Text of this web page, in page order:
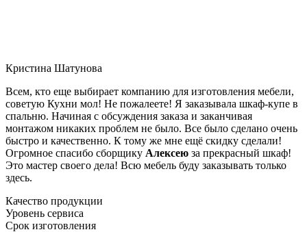
Кристина Шатунова
Всем, кто еще выбирает компанию для изготовления мебели,
советую Кухни мол! Не пожалеете! Я заказывала шкаф-купе в
спальню. Начиная с обсуждения заказа и заканчивая
монтажом никаких проблем не было. Все было сделано очень
быстро и качественно. К тому же мне ещё скидку сделали!
Огромное спасибо сборщику Алексею за прекрасный шкаф!
Это мастер своего дела! Всю мебель буду заказывать только
здесь.
Качество продукции
Уровень сервиса
Срок изготовления